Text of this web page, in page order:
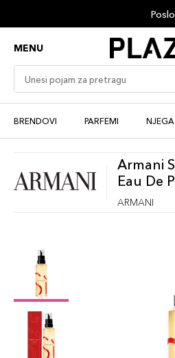
MENU
BRENDOVI PARFEMI NJEGA
Armani
Eau De
ARMANI